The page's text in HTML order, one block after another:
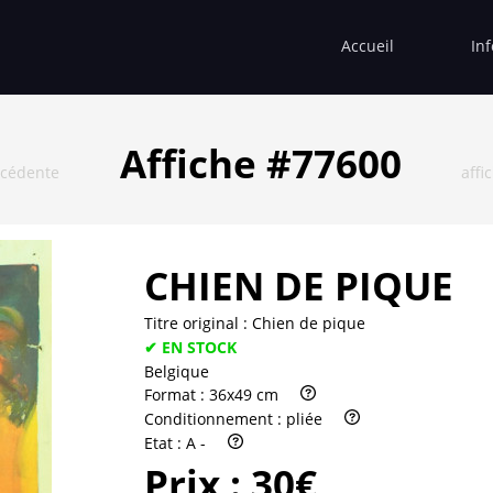
Accueil
Affiche #77600
CHIEN DE PIQUE
Titre original : Chien de pique
✔ EN STOCK
Belgique
Format : 36x49 cm
Conditionnement : pliée
Etat : A -